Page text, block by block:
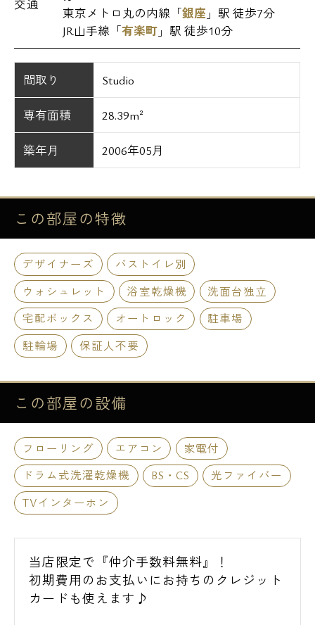
交通
東京メトロ丸の内線「銀座 」駅 徒歩7分
JR山手線「有楽町 」駅 徒歩10分
間取り Studio
専有面積 28.39m²
築年月 2006年05月
この部屋の特徴
デザイナーズ
バストイレ別
ウォシュレット
浴室乾燥機
洗面台独立
宅配ボックス
オートロック
駐車場
駐輪場
保証人不要
この部屋の設備
フローリング エアコン
家電付
ドラム式洗濯乾燥機
BS・CS
光ファイバー
TVインターホン
当店限定で『仲介手数料無料』！
初期費用のお支払いにお持ちのクレジット
カードも使えます♪